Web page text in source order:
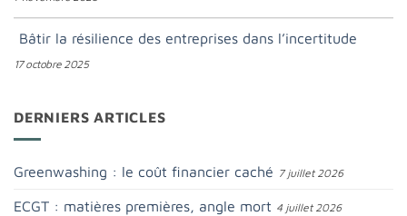
Bâtir la résilience des entreprises dans l’incertitude
17 octobre 2025
DERNIERS ARTICLES
Greenwashing : le coût financier caché 7 juillet 2026
ECGT : matières premières, angle mort 4 juillet 2026